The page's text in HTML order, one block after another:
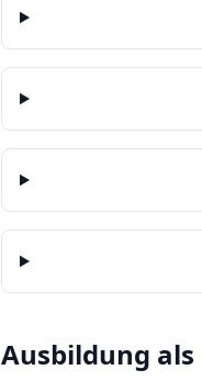
Ausbildung als